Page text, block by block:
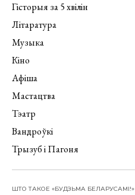
Гісторыя за 5 хвілін
Літаратура
Музыка
Кіно
Афіша
Мастацтва
Тэатр
Вандроўкі
Трызуб і Пагоня
ШТО ТАКОЕ «БУДЗЬМА БЕЛАРУСАМІ!»